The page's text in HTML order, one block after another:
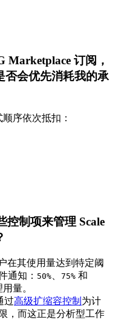
Marketplace 订阅，
否会优先消耗我的承
序依次抵扣：
控制项来管理 Scale
在其使用量达到特定阈
通知： 50% 75% 和
量。
过高级扩缩容控制 为计
，而这正是分析型工作